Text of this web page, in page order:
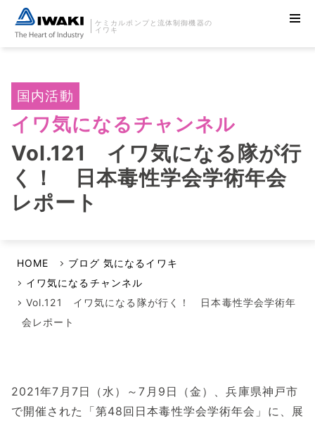
ケミカルポンプと流体制御機器の
イワキ
国内活動
イワ気になるチャンネル
Vol.121 イワ気になる隊が行
く！ 日本毒性学会学術年会
レポート
HOME
ブログ 気になるイワキ
イワ気になるチャンネル
Vol.121 イワ気になる隊が行く！ 日本毒性学会学術年
会レポート
2021年7月7日（水）～7月9日（金）、兵庫県神戸市
で開催された「第48回日本毒性学会学術年会」に、展